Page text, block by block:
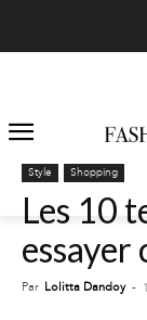
Style Shopping
Les 10
essayer
Par Lolitta Dandoy -